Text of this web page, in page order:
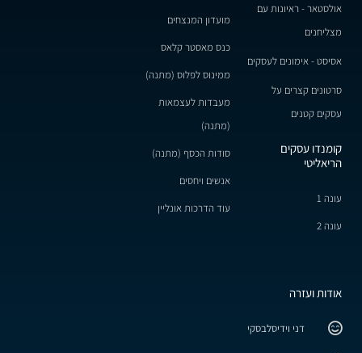
אולסטאר - ראיונות עם
מצליחנים
אסיסט - אימונים לעסקים
סרטונים קצרים על
עסקים קטנים
קומנדו עסקים
הריאליטי
עונה 1
עונה 2
מועדון המנצחים
כנס מאסטר קלאס
ממינוס לפלוס (מתנה)
מעבדות לעצמאות
(מתנה)
סודות הכסף (מתנה)
אנשים ויחסים
עוד הדרכות אונליין
אודות ועזרה
דני וידיסלבסקי